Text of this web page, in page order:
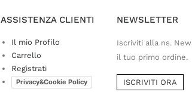
ASSISTENZA CLIENTI
Il mio Profilo
Carrello
Registrati
Privacy&Cookie Policy
NEWSLETTER
Iscriviti alla ns.
il tuo primo ordine.
ISCRIVITI ORA